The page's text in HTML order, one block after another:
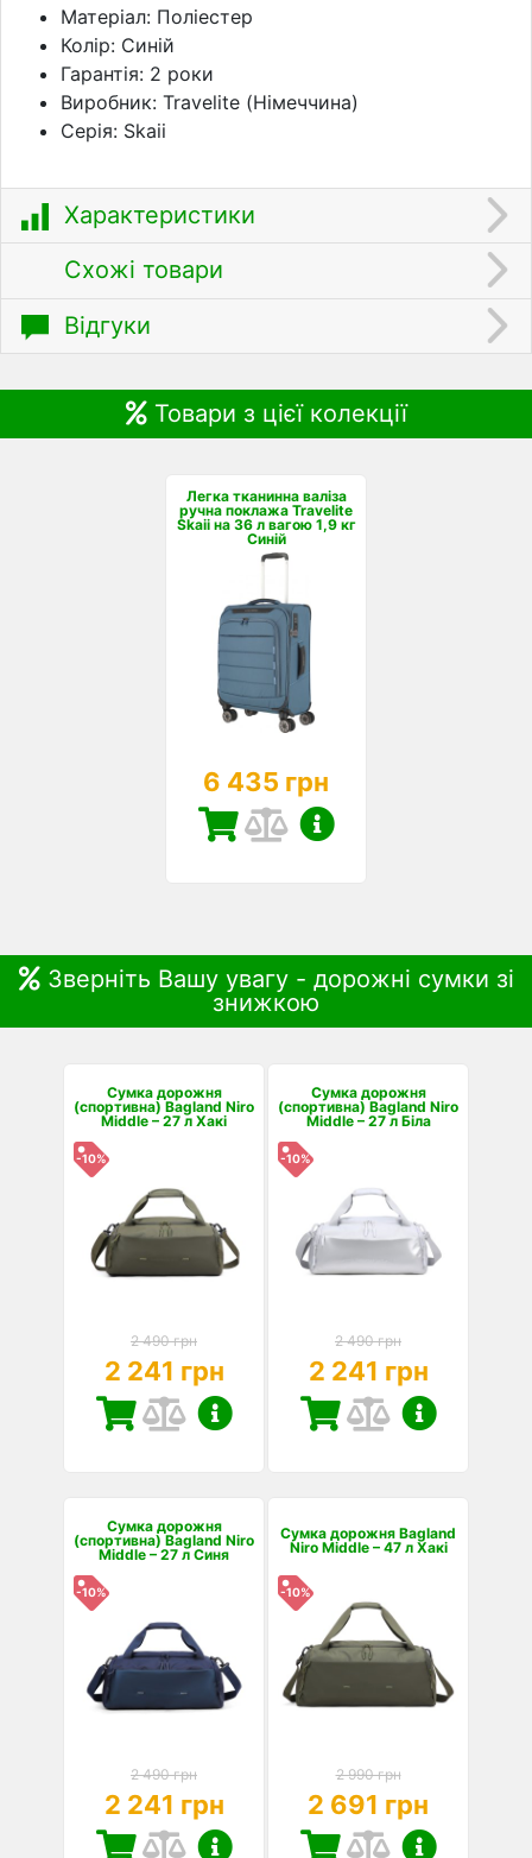
Матеріал: Поліестер
Колір: Синій
Гарантія: 2 роки
Виробник: Travelite (Німеччина)
Серія: Skaii
Характеристики
Схожі товари
Відгуки
Товари з цієї колекції
Легка тканинна валіза
ручна поклажа Travelite
Skaii на 36 л вагою 1,9 кг
Синій
6 435 грн
Зверніть Вашу увагу - дорожні сумки зі
знижкою
Сумка дорожня
(спортивна) Bagland Niro
Middle – 27 л Хакі
-10%
2 490 грн
2 241 грн
Сумка дорожня
(спортивна) Bagland Niro
Middle – 27 л Біла
-10%
2 490 грн
2 241 грн
Сумка дорожня
(спортивна) Bagland Niro
Middle – 27 л Синя
-10%
2 490 грн
2 241 грн
Сумка дорожня Bagland
Niro Middle – 47 л Хакі
-10%
2 990 грн
2 691 грн